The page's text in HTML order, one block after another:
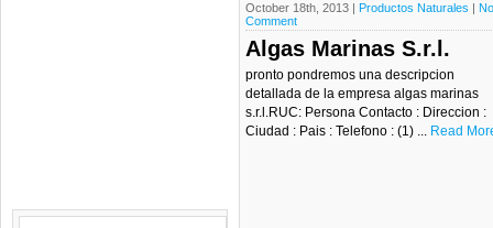
October 18th, 2013 | Productos Naturales | No
Comment
Algas Marinas S.r.l.
pronto pondremos una descripcion
detallada de la empresa algas marinas
s.r.l.RUC: Persona Contacto : Direccion :
Ciudad : Pais : Telefono : (1) ... Read